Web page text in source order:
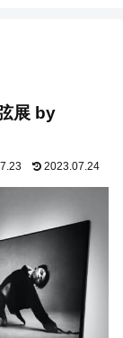
展 by
2023.07.24